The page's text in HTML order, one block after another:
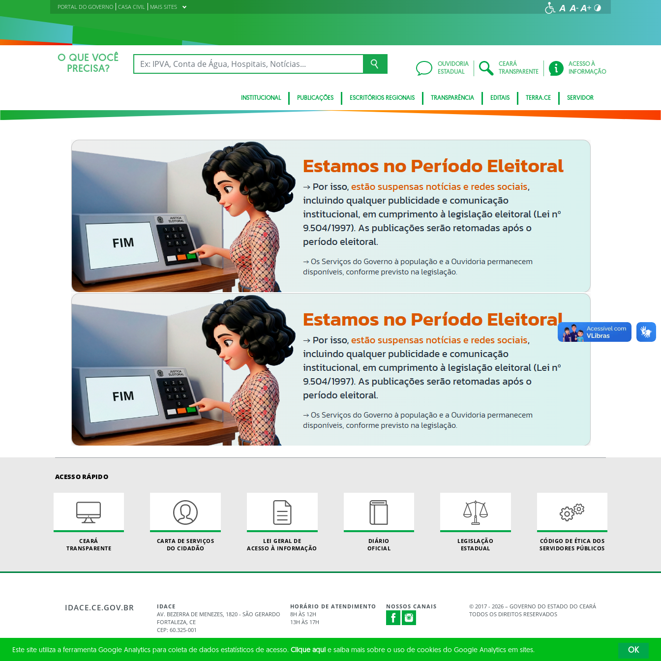
PORTAL DO GOVERNO CASA CIVIL MAIS SITES
O QUE VOCÊ
PRECISA?
OUVIDORIA
ESTADUAL
CEARÁ
TRANSPARENTE
ACESSO À
INFORMAÇÃO
INSTITUCIONAL PUBLICAÇÕES ESCRITÓRIOS REGIONAIS TRANSPARÊNCIA EDITAIS TERRA.CE SERVIDOR
ACESSO RÁPIDO
CEARÁ
TRANSPARENTE
CARTA DE SERVIÇOS
DO CIDADÃO
LEI GERAL DE
ACESSO À INFORMAÇÃO
DIÁRIO
OFICIAL
LEGISLAÇÃO
ESTADUAL
CÓDIGO DE ÉTICA DOS
SERVIDORES PÚBLICOS
IDACE.CE.GOV.BR
IDACE
AV. BEZERRA DE MENEZES, 1820 - SÃO GERARDO
FORTALEZA, CE
CEP: 60.325-001
HORÁRIO DE ATENDIMENTO
8H ÀS 12H
13H ÀS 17H
NOSSOS CANAIS
© 2017 - 2026 – GOVERNO DO ESTADO DO CEARÁ
TODOS OS DIREITOS RESERVADOS
Este site utiliza a ferramenta Google Analytics para coleta de dados estatísticos de acesso. Clique aqui e saiba mais sobre o uso de cookies do Google Analytics em sites. OK